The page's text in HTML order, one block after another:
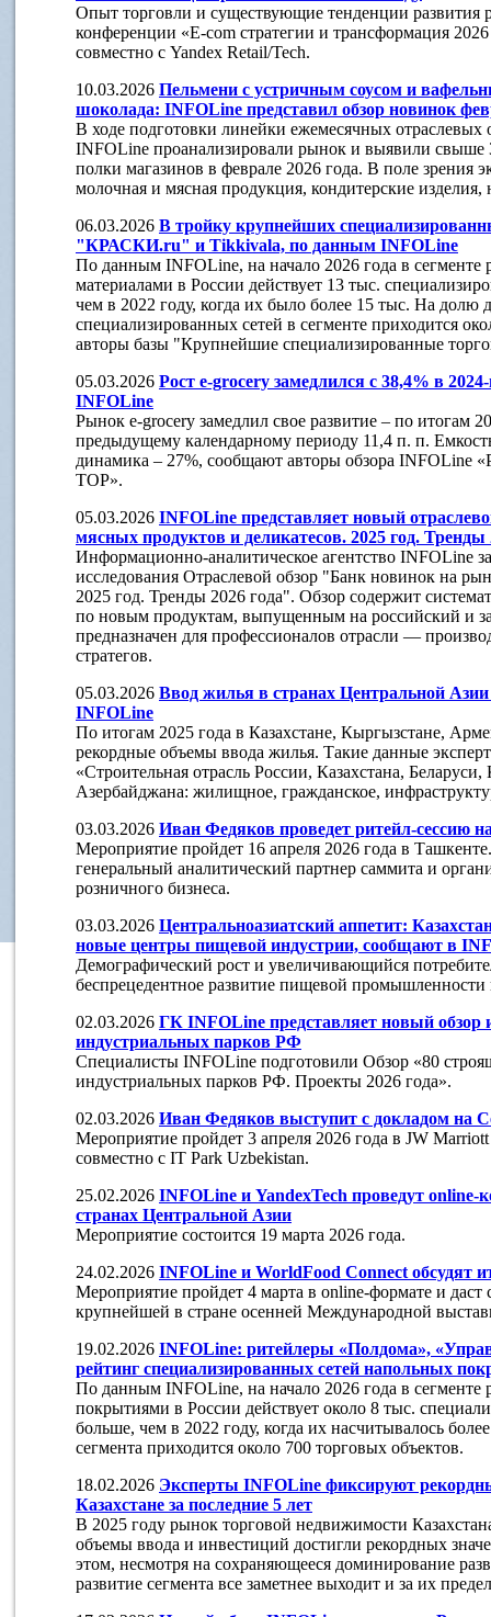
Опыт торговли и существующие тенденции развития
конференции «E-com стратегии и трансформация
совместно с Yandex Retail/Tech.
10.03.2026 Пельмени с устричным соусом и
шоколада: INFOLine представил обзор новинок
В ходе подготовки линейки ежемесячных
INFOLine проанализировали рынок и выявили
полки магазинов в феврале 2026 года. В поле зрения
молочная и мясная продукция, кондитерские изделия,
06.03.2026 В тройку крупнейших
"КРАСКИ.ru" и Tikkivala, по данным INFOLine
По данным INFOLine, на начало 2026 года в сегменте
материалами в России действует 13 тыс.
чем в 2022 году, когда их было более 15 тыс. На долю
специализированных сетей в сегменте приходится
авторы базы "Крупнейшие специализированные
05.03.2026 Рост e-grocery замедлился с 38,4% в
INFOLine
Рынок e-grocery замедлил свое развитие – по итогам
предыдущему календарному периоду 11,4 п. п.
динамика – 27%, сообщают авторы обзора INFOLine
TOP».
05.03.2026 INFOLine представляет новый
мясных продуктов и деликатесов. 2025 год. Тренды
Информационно-аналитическое агентство INFOLine
исследования Отраслевой обзор "Банк новинок на
2025 год. Тренды 2026 года". Обзор содержит
по новым продуктам, выпущенным на российский и
предназначен для профессионалов отрасли —
стратегов.
05.03.2026 Ввод жилья в странах Центральной
INFOLine
По итогам 2025 года в Казахстане, Кыргызстане,
рекордные объемы ввода жилья. Такие данные
«Строительная отрасль России, Казахстана,
Азербайджана: жилищное, гражданское,
03.03.2026 Иван Федяков проведет ритейл-сессию
Мероприятие пройдет 16 апреля 2026 года в
генеральный аналитический партнер саммита и
розничного бизнеса.
03.03.2026 Центральноазиатский аппетит:
новые центры пищевой индустрии, сообщают в
Демографический рост и увеличивающийся
беспрецедентное развитие пищевой промышленности
02.03.2026 ГК INFOLine представляет новый обзор
индустриальных парков РФ
Cпециалисты INFOLine подготовили Обзор «80
индустриальных парков РФ. Проекты 2026 года».
02.03.2026 Иван Федяков выступит с докладом на
Мероприятие пройдет 3 апреля 2026 года в JW
совместно с IT Park Uzbekistan.
25.02.2026 INFOLine и YandexTech проведут online-
странах Центральной Азии
Мероприятие состоится 19 марта 2026 года.
24.02.2026 INFOLine и WorldFood Connect обсудят
Мероприятие пройдет 4 марта в online-формате и даст
крупнейшей в стране осенней Международной
19.02.2026 INFOLine: ритейлеры «Полдома»,
рейтинг специализированных сетей напольных
По данным INFOLine, на начало 2026 года в
покрытиями в России действует около 8 тыс.
больше, чем в 2022 году, когда их насчитывалось
сегмента приходится около 700 торговых объектов.
18.02.2026 Эксперты INFOLine фиксируют
Казахстане за последние 5 лет
В 2025 году рынок торговой недвижимости
объемы ввода и инвестиций достигли рекордных
этом, несмотря на сохраняющееся доминирование
развитие сегмента все заметнее выходит и за их